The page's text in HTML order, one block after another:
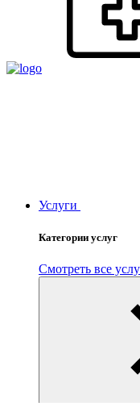
Услуги
Категории услуг
Смотреть все